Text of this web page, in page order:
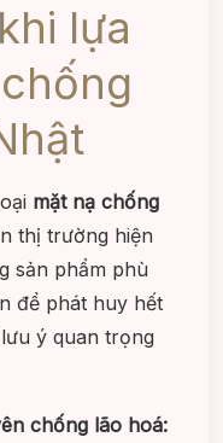
lựa
mặt nạ chống
thị trường hiện
sản phẩm phù
để phát huy hết
ý quan trọng
chống lão hoá: